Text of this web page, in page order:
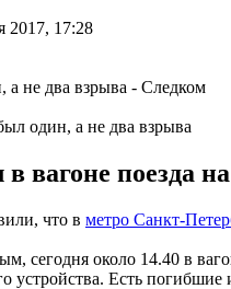
2017, 17:28
один, а не два взрыва
вагоне поезда
что в метро Санкт-
сегодня около 14.40 в
устройства. Есть